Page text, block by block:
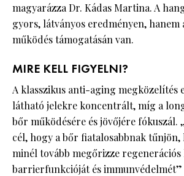
magyarázza Dr. Kádas Martina. A
gyors, látványos eredményen, hanem
működés támogatásán van.
MIRE KELL FIGYELNI?
A klasszikus anti-aging megközelítés
látható jelekre koncentrált, míg a
bőr működésére és jövőjére fókuszál.
cél, hogy a bőr fiatalosabbnak tűnjön,
minél tovább megőrizze regenerációs
barrierfunkcióját és immunvédelmét”